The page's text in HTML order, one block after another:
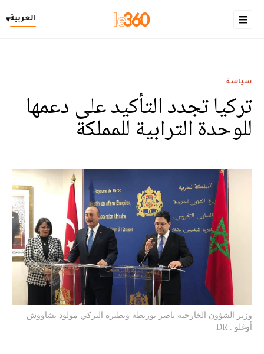
العربية▾
سياسة
تركيا تجدد التأكيد على دعمها
للوحدة الترابية للمملكة
وزير الشؤون الخارجية ناصر بوريطة ونظيره التركي مولود تشاووش
أوغلو . DR